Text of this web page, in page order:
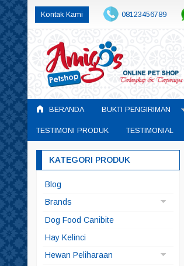
Kontak Kami 08123456789
BERANDA BUKTI PENGIRIMAN
TESTIMONI PRODUK TESTIMONIAL
KATEGORI PRODUK
Blog
Brands
Arqui Fresh
Doggyman
Pedigree
Dog Food Canibite
Hay Kelinci
Hewan Peliharaan